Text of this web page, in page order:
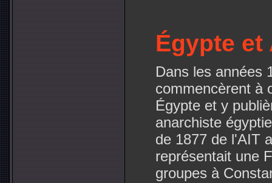
Égypte et
Dans les années
commencèrent à
Égypte et y
anarchiste
de 1877 de l'AIT
représentait une
groupes à